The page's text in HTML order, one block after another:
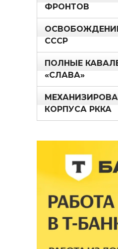
ФРОНТОВ
СССР
ПОЛНЫЕ
«СЛАВА»
КОРПУСА РККА